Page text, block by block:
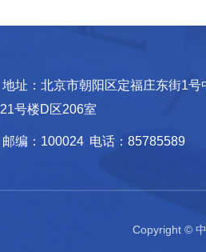
地址：北京市朝阳区定福庄东街1号
21号楼D区206室
邮编：100024 电话：85785589
Copyright ©